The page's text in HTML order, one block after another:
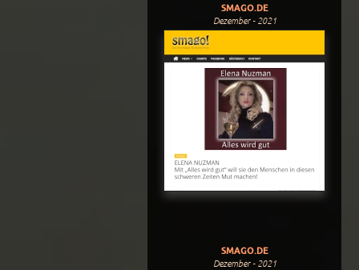
SMAGO.DE
Dezember - 2021
SMAGO.DE
Dezember - 2021